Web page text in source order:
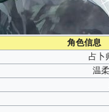
角色信息
占卜
温